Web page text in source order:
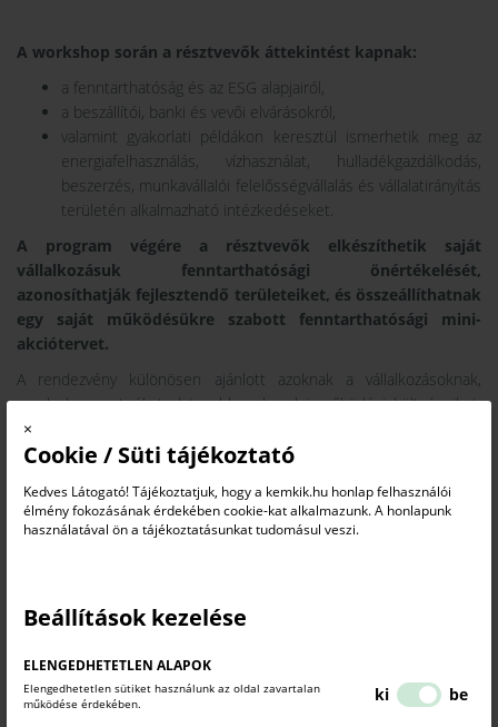
×
Cookie / Süti tájékoztató
Kedves Látogató! Tájékoztatjuk, hogy a kemkik.hu honlap felhasználói
élmény fokozásának érdekében cookie-kat alkalmazunk. A honlapunk
használatával ön a tájékoztatásunkat tudomásul veszi.
Beállítások kezelése
ELENGEDHETETLEN ALAPOK
Elengedhetetlen sütiket használunk az oldal zavartalan
működése érdekében.
ki be
A workshop során a résztvevők áttekintést kapnak:
a fenntarthatóság és az ESG alapjairól,
a beszállítói, banki és vevői elvárásokról,
valamint gyakorlati példákon keresztül ismerhetik meg az
energiafelhasználás, vízhasználat, hulladékgazdálkodás,
beszerzés, munkavállalói felelősségvállalás és vállalatirányítás
területén alkalmazható intézkedéseket.
A program végére a résztvevők elkészíthetik saját
vállalkozásuk fenntarthatósági önértékelését,
azonosíthatják fejlesztendő területeiket, és összeállíthatnak
egy saját működésükre szabott fenntarthatósági mini-
akciótervet.
A rendezvény különösen ajánlott azoknak a vállalkozásoknak,
amelyek szeretnék tudatosabban kezelni működési költségeiket,
erősíteni piaci pozíciójukat, felkészülni a beszállítói elvárásokra,
vagy gyakorlati segítséget keresnek a fenntarthatóbb működés
JELENTKEZÉSI LAP
A rendezvény térítésmentes, azonban előzetes